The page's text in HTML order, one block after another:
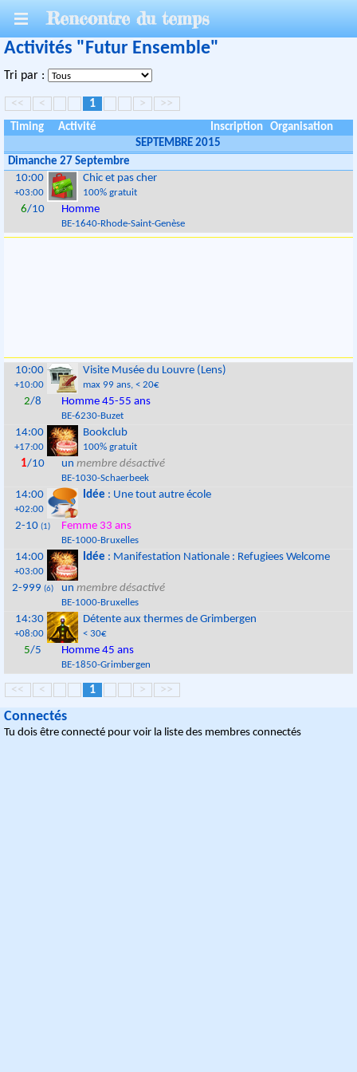
Rencontre du temps
Activités "Futur Ensemble"
Tri par :
<< < 1 > >>
Timing Activité Inscription
Organisation
SEPTEMBRE 2015
Dimanche 27 Septembre
10:00
+03:00
Chic et pas cher
100% gratuit
6/10 Homme
BE-1640-Rhode-Saint-Genèse
10:00
+10:00
Visite Musée du Louvre (Lens)
max 99 ans, < 20€
2/8 Homme 45-55 ans
BE-6230-Buzet
14:00
+17:00
Bookclub
100% gratuit
1/10 unmembre désactivé
BE-1030-Schaerbeek
14:00
+02:00
Idée : Une tout autre école
2-10(1) Femme 33 ans
BE-1000-Bruxelles
14:00
+03:00
Idée : Manifestation Nationale : Refugiees Welcome
2-999(6) unmembre désactivé
BE-1000-Bruxelles
14:30
+08:00
Détente aux thermes de Grimbergen
< 30€
5/5 Homme 45 ans
BE-1850-Grimbergen
<< < 1 > >>
Connectés
Tu dois être connecté pour voir la liste des membres connectés